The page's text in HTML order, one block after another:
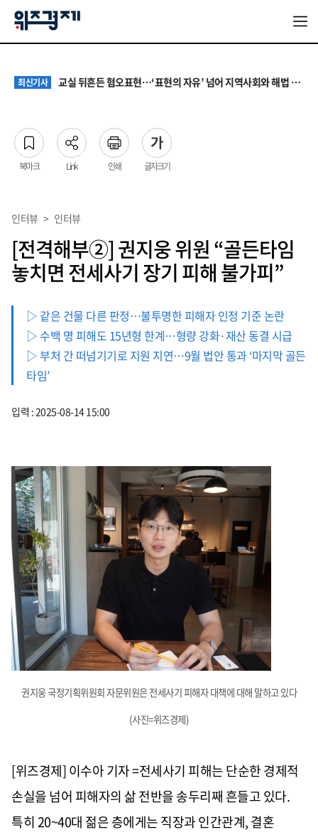
최신기사 교실 뒤흔든 혐오표현…‘표현의 자유’ 넘어 지역사회와 해법 모색
최신기사 대기업 노조 '영업이익 성과급' 요구에 전문가들 "최종 이익·투자 여력 반영해야"
최신기사 서울 집값 다시 0.26% 상승…전세도 수도권 중심으로 압박 커져
북마크 Link 인쇄 글자크기
인터뷰 > 인터뷰
[전격해부②] 권지웅 위원 “골든타임
놓치면 전세사기 장기 피해 불가피”
▷ 같은 건물 다른 판정…불투명한 피해자 인정 기준 논란
▷ 수백 명 피해도 15년형 한계…형량 강화·재산 동결 시급
▷ 부처 간 떠넘기기로 지원 지연…9월 법안 통과 ‘마지막 골든
타임’
입력 : 2025-08-14 15:00
권지웅 국정기획위원회 자문위원은 전세사기 피해자 대책에 대해 말하고 있다
(사진=위즈경제)
[위즈경제] 이수아 기자 =전세사기 피해는 단순한 경제적
손실을 넘어 피해자의 삶 전반을 송두리째 흔들고 있다.
특히 20~40대 젊은 층에게는 직장과 인간관계, 결혼